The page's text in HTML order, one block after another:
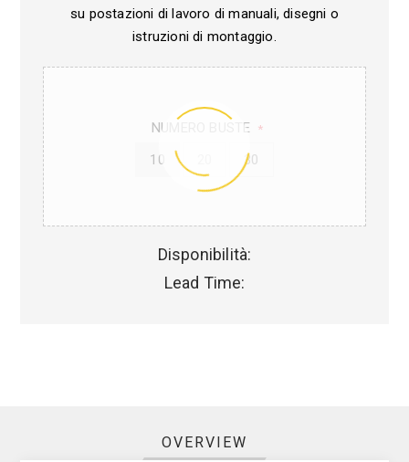
su postazioni di lavoro di manuali, disegni o
istruzioni di montaggio.
NUMERO BUSTE *
10 30
Disponibilità:
Lead Time:
OVERVIEW